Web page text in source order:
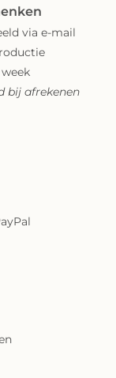
via e-mail
bij afrekenen